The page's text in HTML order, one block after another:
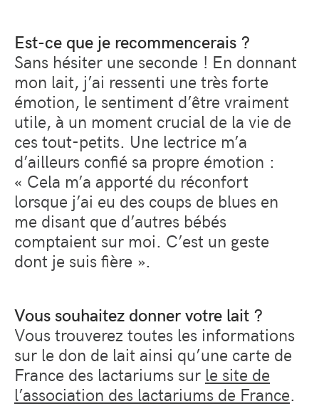
Est-ce que je recommencerais ?
Sans hésiter une seconde ! En donnant
mon lait, j’ai ressenti une très forte
émotion, le sentiment d’être vraiment
utile, à un moment crucial de la vie de
ces tout-petits. Une lectrice m’a
d’ailleurs confié sa propre émotion :
« Cela m’a apporté du réconfort
lorsque j’ai eu des coups de blues en
me disant que d’autres bébés
comptaient sur moi. C’est un geste
dont je suis fière ».
Vous souhaitez donner votre lait ?
Vous trouverez toutes les informations
sur le don de lait ainsi qu’une carte de
France des lactariums sur le site de
l’association des lactariums de France.